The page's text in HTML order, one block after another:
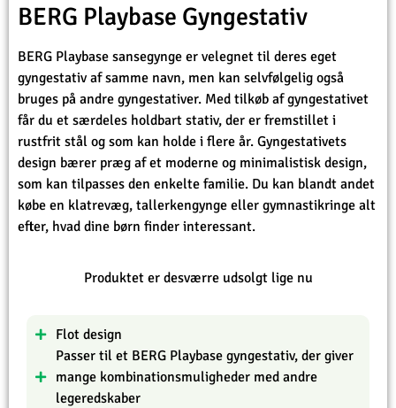
BERG Playbase Gyngestativ
BERG Playbase sansegynge er velegnet til deres eget
gyngestativ af samme navn, men kan selvfølgelig også
bruges på andre gyngestativer. Med tilkøb af gyngestativet
får du et særdeles holdbart stativ, der er fremstillet i
rustfrit stål og som kan holde i flere år. Gyngestativets
design bærer præg af et moderne og minimalistisk design,
som kan tilpasses den enkelte familie. Du kan blandt andet
købe en klatrevæg, tallerkengynge eller gymnastikringe alt
efter, hvad dine børn finder interessant.
Produktet er desværre udsolgt lige nu
Flot design
Passer til et BERG Playbase gyngestativ, der giver
mange kombinationsmuligheder med andre
legeredskaber